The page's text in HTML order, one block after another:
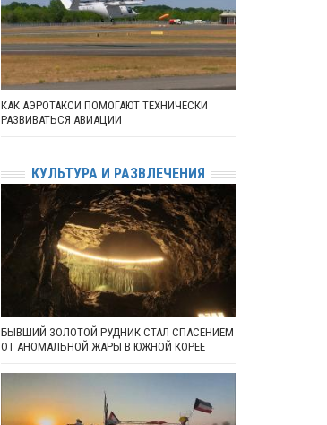
КАК АЭРОТАКСИ ПОМОГАЮТ ТЕХНИЧЕСКИ
РАЗВИВАТЬСЯ АВИАЦИИ
КУЛЬТУРА И РАЗВЛЕЧЕНИЯ
БЫВШИЙ ЗОЛОТОЙ РУДНИК СТАЛ СПАСЕНИЕМ
ОТ АНОМАЛЬНОЙ ЖАРЫ В ЮЖНОЙ КОРЕЕ